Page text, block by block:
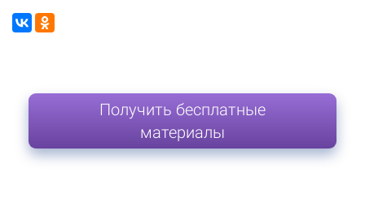
Получить бесплатные
материалы